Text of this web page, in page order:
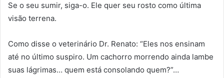
Se o seu sumir, siga-o. Ele quer seu rosto como última
visão terrena.
Como disse o veterinário Dr. Renato: “Eles nos ensinam
até no último suspiro. Um cachorro morrendo ainda lambe
suas lágrimas… quem está consolando quem?”…